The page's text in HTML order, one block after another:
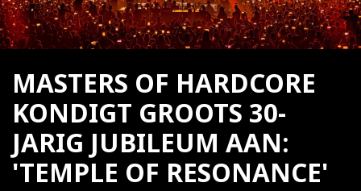
MASTERS OF HARDCORE
KONDIGT GROOTS 30-
JARIG JUBILEUM AAN:
'TEMPLE OF RESONANCE'